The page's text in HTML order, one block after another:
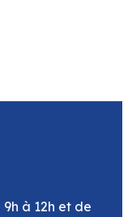
à 12h et de